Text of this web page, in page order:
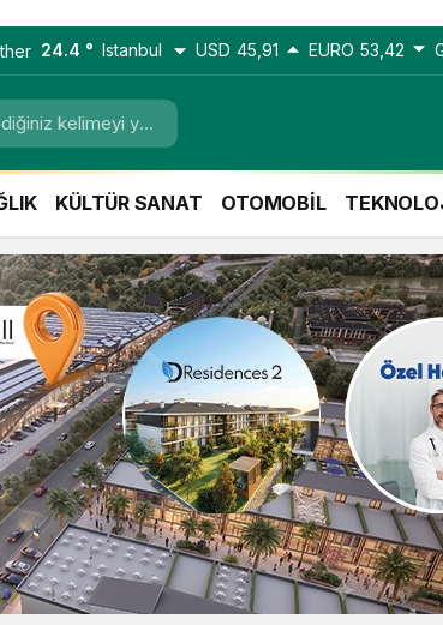
24.4 ° Istanbul USD 45,91 EURO 53,42
KÜLTÜR SANAT OTOMOBİL